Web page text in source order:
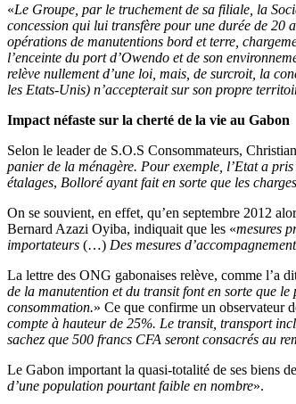
«Le Groupe, par le truchement de sa filiale, la
concession qui lui transfère pour une durée de 20
opérations de manutentions bord et terre,
l’enceinte du port d’Owendo et de son
relève nullement d’une loi, mais, de surcroit, la
les Etats-Unis) n’accepterait sur son propre
Impact néfaste sur la cherté de la vie au Gabon
Selon le leader de S.O.S Consommateurs,
panier de la ménagère. Pour exemple, l’Etat a
étalages, Bolloré ayant fait en sorte que les
On se souvient, en effet, qu’en septembre 2012
Bernard Azazi Oyiba, indiquait que les «mesures
importateurs (…) Des mesures
La lettre des ONG gabonaises relève, comme l’a
de la manutention et du transit font en sorte que
consommation.» Ce que confirme un observateur
compte à hauteur de 25%. Le transit, transport
sachez que 500 francs CFA seront consacrés au
Le Gabon important la quasi-totalité de ses biens
d’une population pourtant faible en nombre».